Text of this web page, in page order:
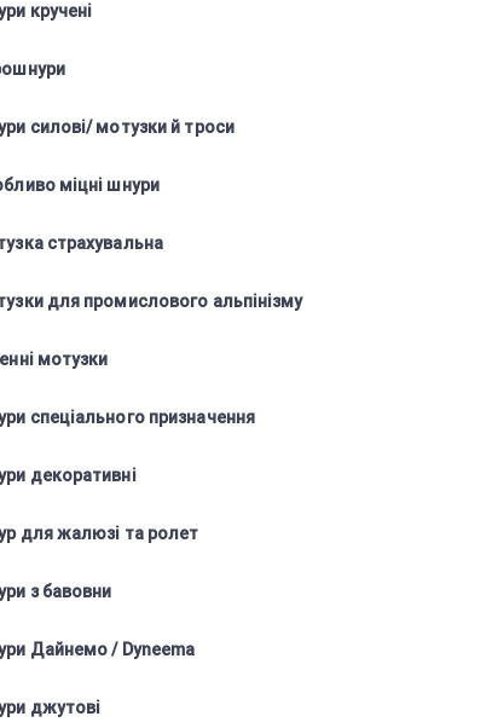
кручені
силові/ мотузки й троси
міцні шнури
страхувальна
для промислового альпінізму
мотузки
спеціального призначення
декоративні
для жалюзі та ролет
з бавовни
Дайнемо / Dyneema
джутові